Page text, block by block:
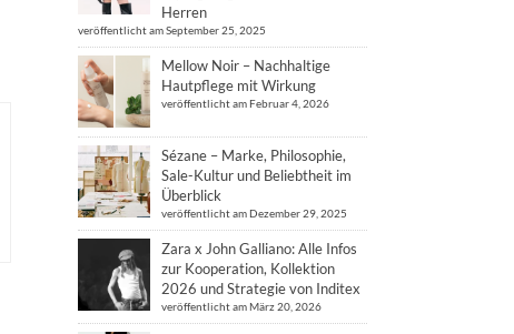
Herren
veröffentlicht am September 25, 2025
Mellow Noir – Nachhaltige
Hautpflege mit Wirkung
veröffentlicht am Februar 4, 2026
Sézane – Marke, Philosophie,
Sale-Kultur und Beliebtheit im
Überblick
veröffentlicht am Dezember 29, 2025
Zara x John Galliano: Alle Infos
zur Kooperation, Kollektion
2026 und Strategie von Inditex
veröffentlicht am März 20, 2026